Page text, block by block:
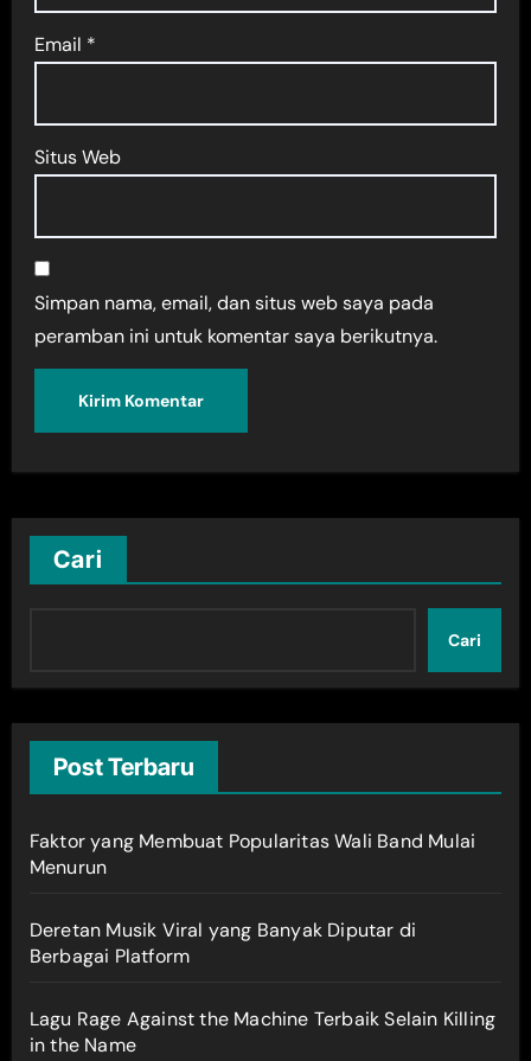
Email *
Situs Web
Simpan nama, email, dan situs web saya pada
peramban ini untuk komentar saya berikutnya.
Cari
Cari
Post Terbaru
Faktor yang Membuat Popularitas Wali Band Mulai
Menurun
Deretan Musik Viral yang Banyak Diputar di
Berbagai Platform
Lagu Rage Against the Machine Terbaik Selain Killing
in the Name